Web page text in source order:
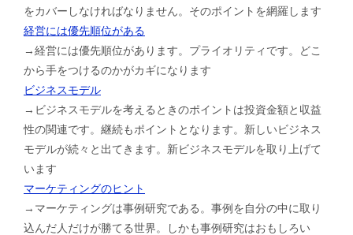
をカバーしなければなりません。そのポイントを網羅します
経営には優先順位がある
→経営には優先順位があります。プライオリティです。どこ
から手をつけるのかがカギになります
ビジネスモデル
→ビジネスモデルを考えるときのポイントは投資金額と収益
性の関連です。継続もポイントとなります。新しいビジネス
モデルが続々と出てきます。新ビジネスモデルを取り上げて
います
マーケティングのヒント
→マーケティングは事例研究である。事例を自分の中に取り
込んだ人だけが勝てる世界。しかも事例研究はおもしろい